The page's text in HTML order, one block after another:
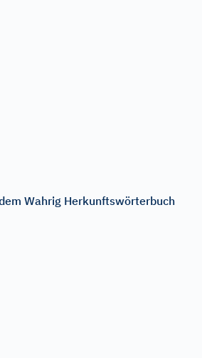
Wahrig Herkunftswörterbuch